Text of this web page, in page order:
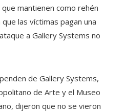
mantienen como rehén
las víctimas pagan una
a Gallery Systems no
de Gallery Systems,
de Arte y el Museo
dijeron que no se vieron